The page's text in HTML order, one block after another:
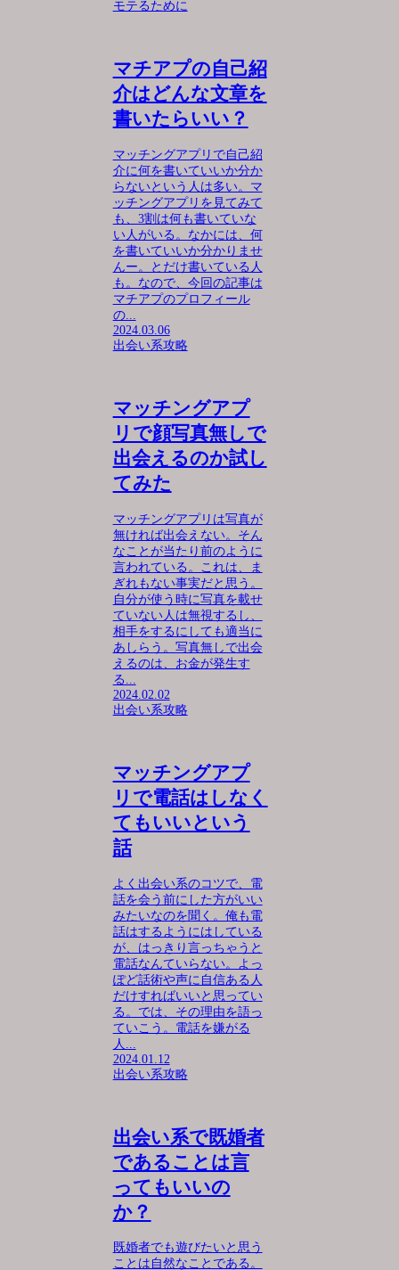
モテるために
マチアプの自己紹
介はどんな文章を
書いたらいい？
マッチングアプリで自己紹
介に何を書いていいか分か
らないという人は多い。マ
ッチングアプリを見てみて
も、3割は何も書いていな
い人がいる。なかには、何
を書いていいか分かりませ
んー。とだけ書いている人
も。なので、今回の記事は
マチアプのプロフィール
の...
2024.03.06
出会い系攻略
マッチングアプ
リで顔写真無しで
出会えるのか試し
てみた
マッチングアプリは写真が
無ければ出会えない。そん
なことが当たり前のように
言われている。これは、ま
ぎれもない事実だと思う。
自分が使う時に写真を載せ
ていない人は無視するし、
相手をするにしても適当に
あしらう。写真無しで出会
えるのは、お金が発生す
る...
2024.02.02
出会い系攻略
マッチングアプ
リで電話はしなく
てもいいという
話
よく出会い系のコツで、電
話を会う前にした方がいい
みたいなのを聞く。俺も電
話はするようにはしている
が、はっきり言っちゃうと
電話なんていらない。よっ
ぽど話術や声に自信ある人
だけすればいいと思ってい
る。では、その理由を語っ
ていこう。電話を嫌がる
人...
2024.01.12
出会い系攻略
出会い系で既婚者
であることは言
ってもいいの
か？
既婚者でも遊びたいと思う
ことは自然なことである。